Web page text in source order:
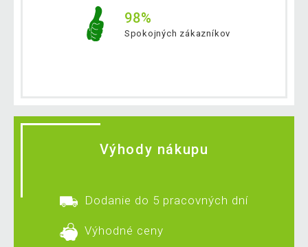
98%
Spokojných zákazníkov
Výhody nákupu
Dodanie do 5 pracovných dní
Výhodné ceny